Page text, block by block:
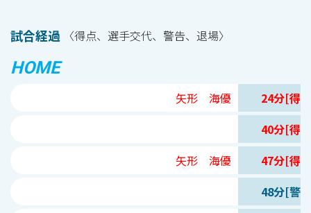
試合経過 〈得点、選手交代、警告、退場〉
HOME
矢形 海優
24分[得
40分[得
矢形 海優
47分[得
48分[警